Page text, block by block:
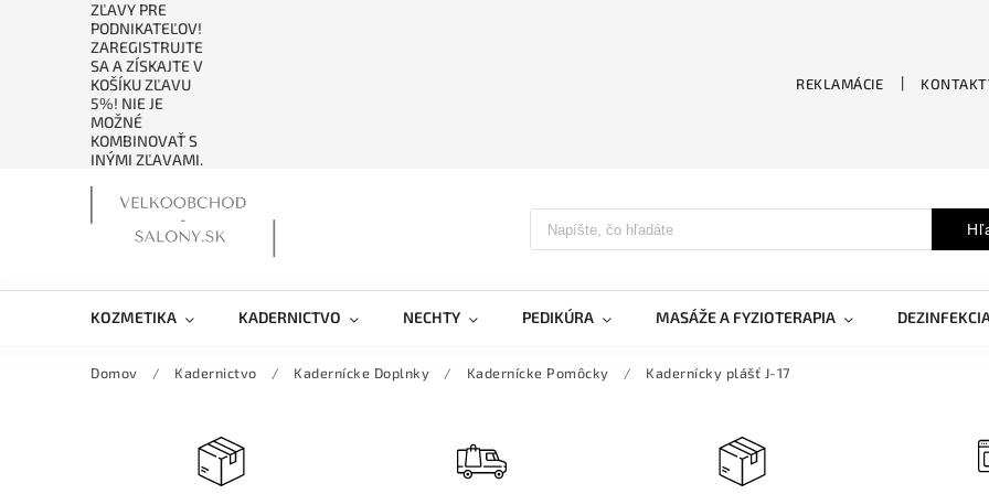
ZĽAVY PRE
PODNIKATEĽOV!
ZAREGISTRUJTE
SA A ZÍSKAJTE V
KOŠÍKU ZĽAVU
5%! NIE JE
MOŽNÉ
KOMBINOVAŤ S
INÝMI ZĽAVAMI.
REKLAMÁCIE
KOZMETIKA KADERNICTVO NECHTY PEDIKÚRA MASÁŽE A FYZIOTERAPIA
Domov / Kadernictvo / Kadernícke Doplnky / Kadernícke Pomôcky / Kadernícky plášť J-17